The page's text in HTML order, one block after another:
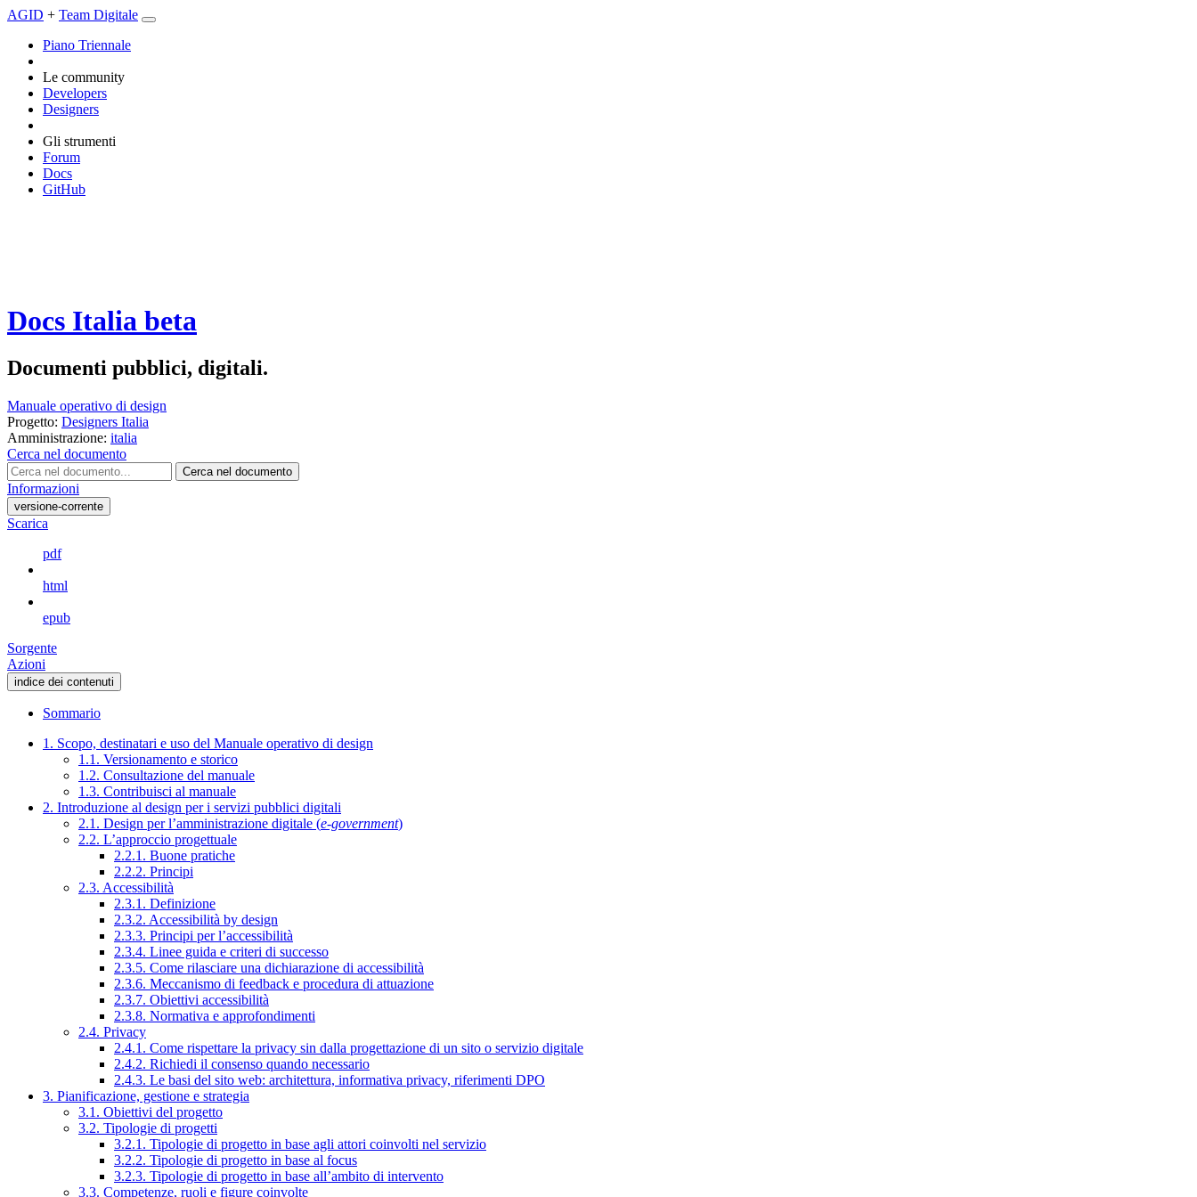
AGID + Team Digitale
Piano Triennale
Le community
Developers
Designers
Gli strumenti
Forum
Docs
GitHub
Docs Italia beta
Documenti pubblici, digitali.
Manuale operativo di design
Progetto: Designers Italia
Amministrazione: italia
Cerca nel documento
Cerca nel documento
Informazioni
versione-corrente
Scarica
pdf
html
epub
Sorgente
Azioni
indice dei contenuti
Sommario
1. Scopo, destinatari e uso del Manuale operativo di design
1.1. Versionamento e storico
1.2. Consultazione del manuale
1.3. Contribuisci al manuale
2. Introduzione al design per i servizi pubblici digitali
2.1. Design per l’amministrazione digitale (e-government)
2.2. L’approccio progettuale
2.2.1. Buone pratiche
2.2.2. Principi
2.3. Accessibilità
2.3.1. Definizione
2.3.2. Accessibilità by design
2.3.3. Principi per l’accessibilità
2.3.4. Linee guida e criteri di successo
2.3.5. Come rilasciare una dichiarazione di accessibilità
2.3.6. Meccanismo di feedback e procedura di attuazione
2.3.7. Obiettivi accessibilità
2.3.8. Normativa e approfondimenti
2.4. Privacy
2.4.1. Come rispettare la privacy sin dalla progettazione di un sito o servizio digitale
2.4.2. Richiedi il consenso quando necessario
2.4.3. Le basi del sito web: architettura, informativa privacy, riferimenti DPO
3. Pianificazione, gestione e strategia
3.1. Obiettivi del progetto
3.2. Tipologie di progetti
3.2.1. Tipologie di progetto in base agli attori coinvolti nel servizio
3.2.2. Tipologie di progetto in base al focus
3.2.3. Tipologie di progetto in base all’ambito di intervento
3.3. Competenze, ruoli e figure coinvolte